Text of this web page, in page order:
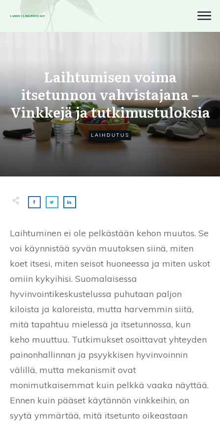
Laihtumisen voima
itsetunnon vahvistajana –
Vinkkejä ja tutkimustuloksia
LAIHDUTUS
Laihtuminen ei ole pelkästään kehon muutos. Se
voi käynnistää syvän muutoksen siinä, miten
koet itsesi, miten seisot huoneessa ja miten uskot
omiin kykyihisi. Suomalaisessa
hyvinvointikeskustelussa puhutaan paljon
kiloista ja kaloreista, mutta harvemmin siitä,
mitä tapahtuu mielessä ja itsetunnossa, kun
keho muuttuu. Tutkimukset osoittavat yhteyden
painonhallinnan ja psyykkisen hyvinvoinnin
välillä, mutta mekanismit ovat
monimutkaisemmat kuin pelkkä vaaka näyttää.
Ennen kuin pääset käytännön vinkkeihin, on
syytä ymmärtää, mitä itsetunto oikeastaan